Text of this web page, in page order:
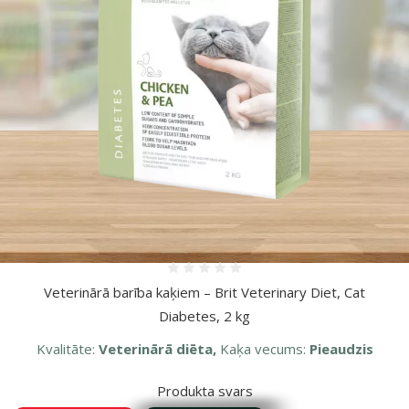
Veterinārā barība kaķiem – Brit Veterinary Diet, Cat
Diabetes, 2 kg
Kvalitāte: Veterinārā diēta, Kaķa vecums: Pieaudzis
Produkta svars
Vairāk fotogrāfiju